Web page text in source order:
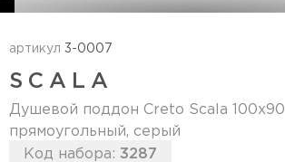
артикул 3-0007
SCALA
Душевой поддон Creto Scala 100x90
прямоугольный, серый
Код набора: 3287